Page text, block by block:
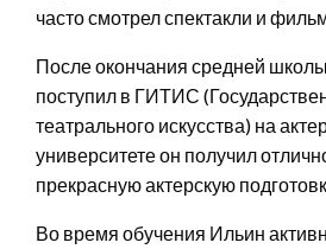
часто смотрел спектакли и
После окончания средней
поступил в ГИТИС
театрального искусства) на
университете он получил
прекрасную актерскую
Во время обучения Ильин